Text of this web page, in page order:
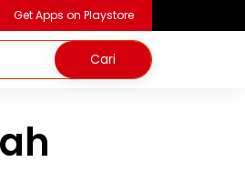
Get Apps on Playstore